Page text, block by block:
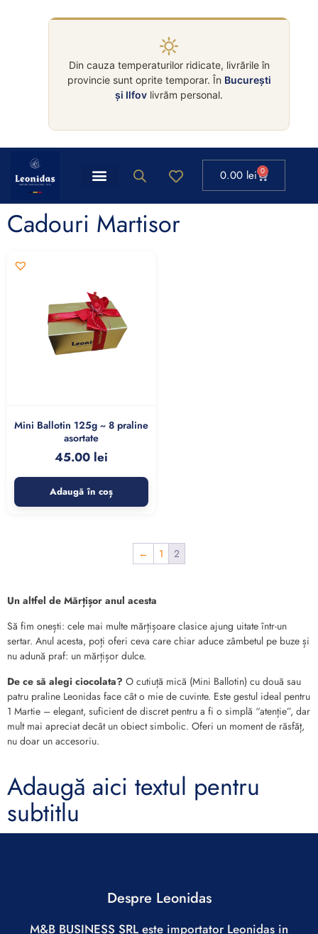
Din cauza temperaturilor ridicate, livrările în
provincie sunt oprite temporar. În București
și Ilfov livrăm personal.
0.00 lei 0
Cadouri Martisor
Mini Ballotin 125g ~ 8 praline
asortate
45.00 lei
Adaugă în coș
← 1 2
Un altfel de Mărțișor anul acesta
Să fim onești: cele mai multe mărțișoare clasice ajung uitate într-un
sertar. Anul acesta, poți oferi ceva care chiar aduce zâmbetul pe buze și
nu adună praf: un mărțișor dulce.
De ce să alegi ciocolata? O cutiuță mică (Mini Ballotin) cu două sau
patru praline Leonidas face cât o mie de cuvinte. Este gestul ideal pentru
1 Martie – elegant, suficient de discret pentru a fi o simplă “atenție”, dar
mult mai apreciat decât un obiect simbolic. Oferi un moment de răsfăț,
nu doar un accesoriu.
Adaugă aici textul pentru
subtitlu
Despre Leonidas
M&B BUSINESS SRL este importator Leonidas in